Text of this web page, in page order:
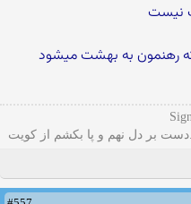
نیست
رهنمون به بهشت میشود
بر دل نهم و پا بکشم از کویت